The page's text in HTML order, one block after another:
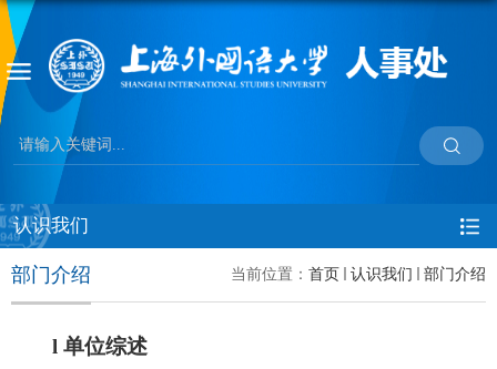
认识我们
当前位置： 首页 认识我们 部门介绍
部门介绍
l 单位综述